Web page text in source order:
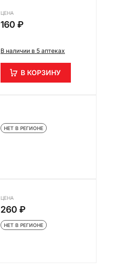
ЦЕНА
160 ₽
В наличии в 5 аптеках
В КОРЗИНУ
НЕТ В РЕГИОНЕ
ЦЕНА
260 ₽
НЕТ В РЕГИОНЕ